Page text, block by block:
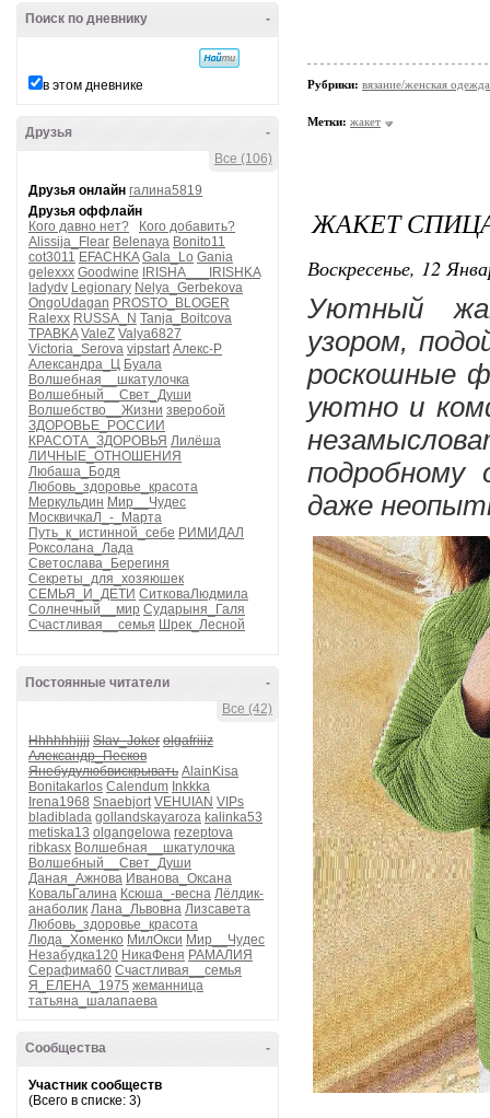
-
Поиск по дневнику
в этом дневнике
-
Друзья
Все (106)
Друзья онлайн галина5819
Друзья оффлайн
Кого давно нет?
Кого добавить?
Alissija_Flear Belenaya Bonito11
cot3011 EFACHKA Gala_Lo Gania
gelexxx Goodwine
IRISHA___IRISHKA
ladydv Legionary Nelya_Gerbekova
OngoUdagan PROSTO_BLOGER
Ralexx RUSSA_N Tanja_Boitcova
TPABKA ValeZ Valya6827
Victoria_Serova vipstart Алекс-Р
Александра_Ц Буала
Волшебная__шкатулочка
Волшебный__Свет_Души
Волшебство__Жизни зверобой
ЗДОРОВЬЕ_РОССИИ
КРАСОТА_ЗДОРОВЬЯ Лилёша
ЛИЧНЫЕ_ОТНОШЕНИЯ
Любаша_Бодя
Любовь_здоровье_красота
Меркульдин Мир__Чудес
МосквичкаЛ_-_Марта
Путь_к_истинной_себе РИМИДАЛ
Роксолана_Лада
Светослава_Берегиня
Секреты_для_хозяюшек
СЕМЬЯ_И_ДЕТИ СитковаЛюдмила
Солнечный__мир Сударыня_Галя
Счастливая__семья Шрек_Лесной
-
Постоянные читатели
Все (42)
Hhhhhhjjjj Slav_Joker olgafriiiz
Александр_Песков
Янебудулюбвискрывать AlainKisa
Bonitakarlos Calendum Inkkka
Irena1968 Snaebjort VEHUIAN VIPs
bladiblada gollandskayaroza kalinka53
metiska13 olgangelowa rezeptova
ribkasx Волшебная__шкатулочка
Волшебный__Свет_Души
Даная_Ажнова Иванова_Оксана
КовальГалина Ксюша_-весна Лёлдик-
анаболик Лана_Львовна Лизсавета
Любовь_здоровье_красота
Люда_Хоменко МилОкси Мир__Чудес
Незабудка120 НикаФеня РАМАЛИЯ
Серафима60 Счастливая__семья
Я_ЕЛЕНА_1975 жеманница
татьяна_шалапаева
-
Сообщества
Участник сообществ
(Всего в списке: 3)
Рубрики: вязание/женская одежда
Метки: жакет
ЖАКЕТ
Воскресенье, 12
Уютный
узором,
роскошные
уютно и
подробному
даже